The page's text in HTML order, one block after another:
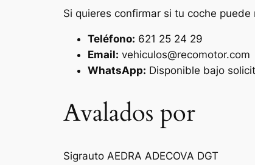
Si quieres confirmar si tu coche
Teléfono: 621 25 24 29
Email: vehiculos@recomotor.com
WhatsApp: Disponible bajo
Avalados por
Sigrauto AEDRA ADECOVA DGT